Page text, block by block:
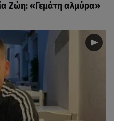
Ζώη: «Γεμάτη αλμύρα»